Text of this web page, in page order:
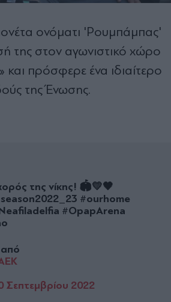
ονόματι 'Ρουμπάμπας'
της στον αγωνιστικό χώρο
και πρόσφερε ένα ιδιαίτερο
της Ένωσης.
της νίκης! 🏟💛🖤
#ourhome
#OpapArena
Σεπτεμβρίου 2022